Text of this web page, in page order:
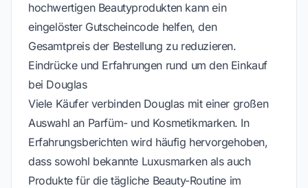
hochwertigen Beautyprodukten kann ein
eingelöster Gutscheincode helfen, den
Gesamtpreis der Bestellung zu reduzieren.
Eindrücke und Erfahrungen rund um den Einkauf
bei Douglas
Viele Käufer verbinden Douglas mit einer großen
Auswahl an Parfüm- und Kosmetikmarken. In
Erfahrungsberichten wird häufig hervorgehoben,
dass sowohl bekannte Luxusmarken als auch
Produkte für die tägliche Beauty-Routine im